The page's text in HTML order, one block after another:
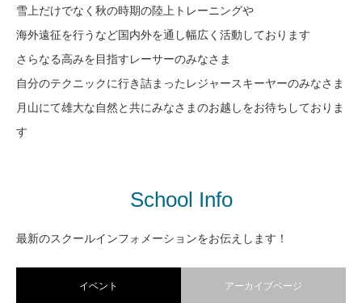
雪上だけでなく秋の時期の陸上トレーニングや
海外遠征を行うなど国内外を通し幅広く活動しております
さらなる高みを目指すレーサーのみなさま
自分のテクニックに行き詰まったレジャースキーヤーのみなさま
月山にて雄大な自然と共にみなさまのお越しをお待ちしておりま
す
School Info
最新のスクールインフォメーションをお伝えします！
イベント アーカイブページ